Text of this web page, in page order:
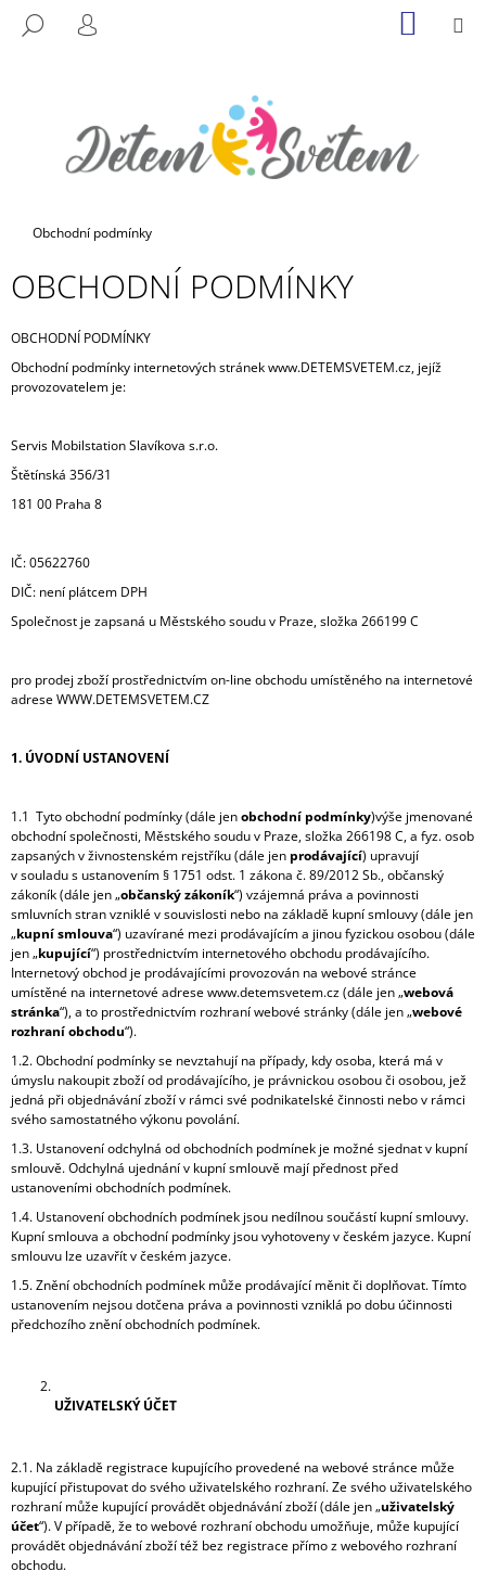
HLEDAT
PŘIHLÁŠENÍ KOŠÍK
Domů
Obchodní podmínky
OBCHODNÍ PODMÍNKY
OBCHODNÍ PODMÍNKY
Obchodní podmínky internetových stránek www.DETEMSVETEM.cz, jejíž
provozovatelem je:
Servis Mobilstation Slavíkova s.r.o.
Štětínská 356/31
181 00 Praha 8
IČ: 05622760
DIČ: není plátcem DPH
Společnost je zapsaná u Městského soudu v Praze, složka 266199 C
pro prodej zboží prostřednictvím on-line obchodu umístěného na internetové
adrese WWW.DETEMSVETEM.CZ
1. ÚVODNÍ USTANOVENÍ
1.1 Tyto obchodní podmínky (dále jenobchodní podmínky)výše jmenované
obchodní společnosti, Městského soudu v Praze, složka 266198 C, a fyz. osob
zapsaných v živnostenském rejstříku (dále jen prodávající) upravují
v souladu s ustanovením § 1751 odst. 1 zákona č. 89/2012 Sb., občanský
zákoník (dále jen „občanský zákoník“) vzájemná práva a povinnosti
smluvních stran vzniklé v souvislosti nebo na základě kupní smlouvy (dále jen
„kupní smlouva“) uzavírané mezi prodávajícím a jinou fyzickou osobou (dále
jen „kupující“) prostřednictvím internetového obchodu prodávajícího.
Internetový obchod je prodávajícími provozován na webové stránce
umístěné na internetové adrese www.detemsvetem.cz (dále jen „webová
stránka“), a to prostřednictvím rozhraní webové stránky (dále jen „webové
rozhraní obchodu“).
1.2. Obchodní podmínky se nevztahují na případy, kdy osoba, která má v
úmyslu nakoupit zboží od prodávajícího, je právnickou osobou či osobou, jež
jedná při objednávání zboží v rámci své podnikatelské činnosti nebo v rámci
svého samostatného výkonu povolání.
1.3. Ustanovení odchylná od obchodních podmínek je možné sjednat v kupní
smlouvě. Odchylná ujednání v kupní smlouvě mají přednost před
ustanoveními obchodních podmínek.
1.4. Ustanovení obchodních podmínek jsou nedílnou součástí kupní smlouvy.
Kupní smlouva a obchodní podmínky jsou vyhotoveny v českém jazyce. Kupní
smlouvu lze uzavřít v českém jazyce.
1.5. Znění obchodních podmínek může prodávající měnit či doplňovat. Tímto
ustanovením nejsou dotčena práva a povinnosti vzniklá po dobu účinnosti
předchozího znění obchodních podmínek.
UŽIVATELSKÝ ÚČET
2.1. Na základě registrace kupujícího provedené na webové stránce může
kupující přistupovat do svého uživatelského rozhraní. Ze svého uživatelského
rozhraní může kupující provádět objednávání zboží (dále jen „uživatelský
účet“). V případě, že to webové rozhraní obchodu umožňuje, může kupující
provádět objednávání zboží též bez registrace přímo z webového rozhraní
obchodu.
T
E
U
J
E
E
N
A
Í
T
?
D
O
P
O
R
U
Č
U
J
E
M
E
KOSTÝM
PRINCEZNA
ANNA
LEDOVÉ
KRÁLOVSTVÍ
2
620
Kč